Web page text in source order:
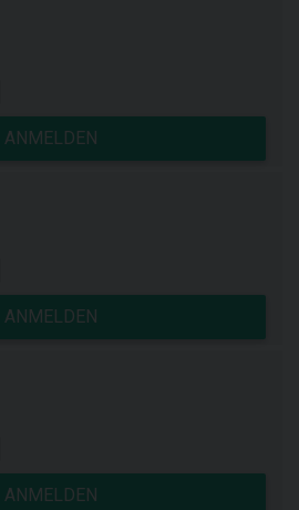
ANMELDEN
ANMELDEN
ANMELDEN